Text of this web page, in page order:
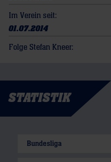
Im Verein seit:
01.07.2014
Folge Stefan Kneer:
STATISTIK